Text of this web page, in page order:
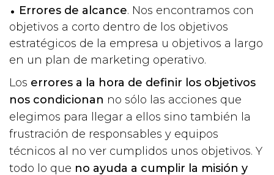
Errores de alcance. Nos encontramos con
objetivos a corto dentro de los objetivos
estratégicos de la empresa u objetivos a largo
en un plan de marketing operativo.
Los errores a la hora de definir los objetivos
nos condicionan no sólo las acciones que
elegimos para llegar a ellos sino también la
frustración de responsables y equipos
técnicos al no ver cumplidos unos objetivos. Y
todo lo que no ayuda a cumplir la misión y